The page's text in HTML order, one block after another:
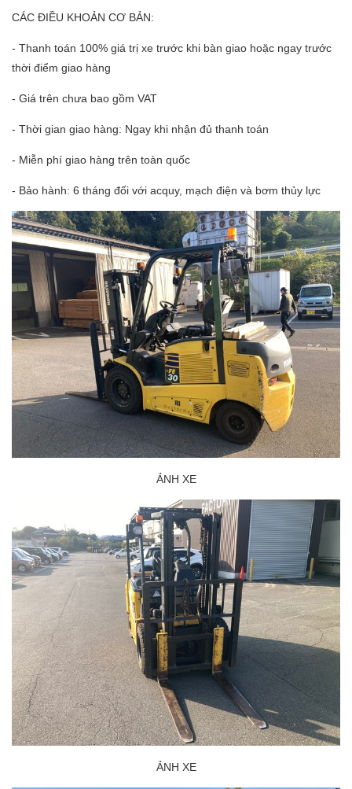
CÁC ĐIỀU KHOẢN CƠ BẢN:
- Thanh toán 100% giá trị xe trước khi bàn giao hoặc ngay trước
thời điểm giao hàng
- Giá trên chưa bao gồm VAT
- Thời gian giao hàng: Ngay khi nhận đủ thanh toán
- Miễn phí giao hàng trên toàn quốc
- Bảo hành: 6 tháng đối với acquy, mạch điện và bơm thủy lực
ẢNH XE
ẢNH XE